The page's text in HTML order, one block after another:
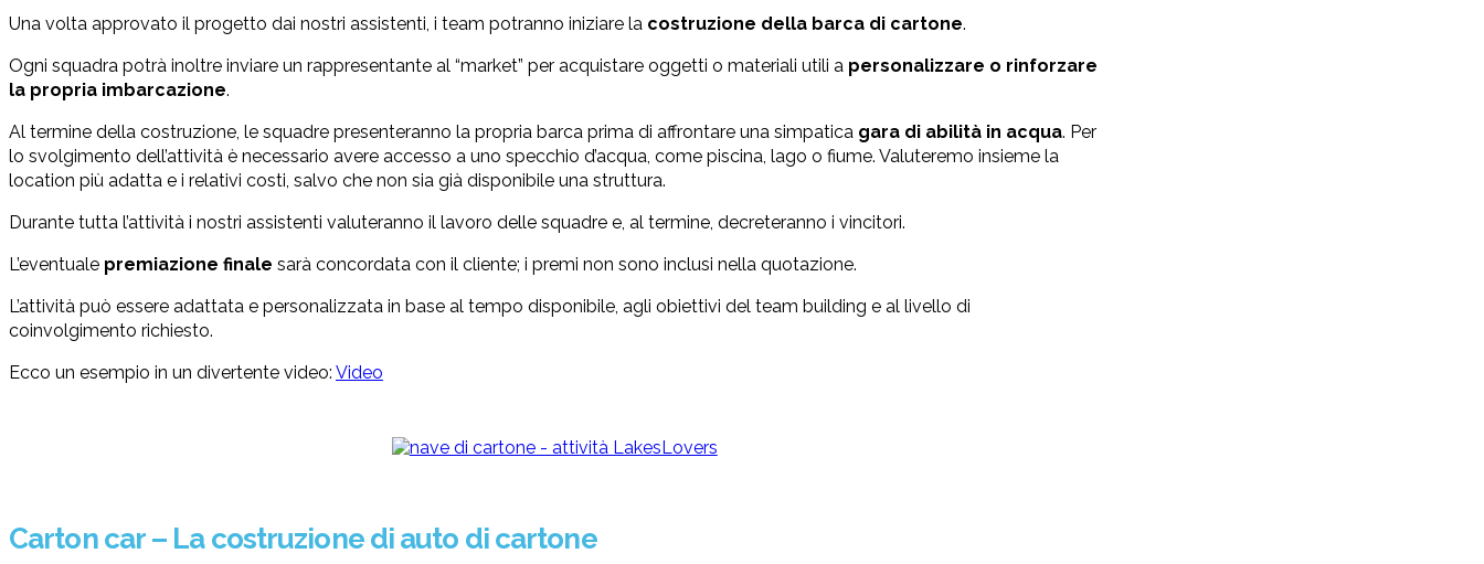
Una volta approvato il progetto dai nostri assistenti, i team potranno iniziare la costruzione della barca di cartone.
Ogni squadra potrà inoltre inviare un rappresentante al “market” per acquistare oggetti o materiali utili a personalizzare o rinforzare
la propria imbarcazione.
Al termine della costruzione, le squadre presenteranno la propria barca prima di affrontare una simpatica gara di abilità in acqua. Per
lo svolgimento dell’attività è necessario avere accesso a uno specchio d’acqua, come piscina, lago o fiume. Valuteremo insieme la
location più adatta e i relativi costi, salvo che non sia già disponibile una struttura.
Durante tutta l’attività i nostri assistenti valuteranno il lavoro delle squadre e, al termine, decreteranno i vincitori.
L’eventuale premiazione finale sarà concordata con il cliente; i premi non sono inclusi nella quotazione.
L’attività può essere adattata e personalizzata in base al tempo disponibile, agli obiettivi del team building e al livello di
coinvolgimento richiesto.
Ecco un esempio in un divertente video: Video
Carton car – La costruzione di auto di cartone